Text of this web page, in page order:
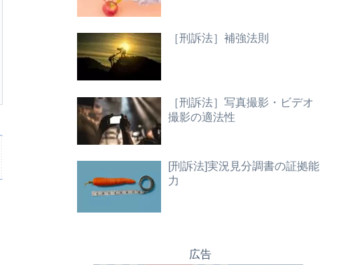
［刑訴法］補強法則
［刑訴法］写真撮影・ビデオ
撮影の適法性
[刑訴法]実況見分調書の証拠能
力
広告